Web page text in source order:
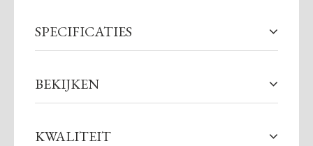
SPECIFICATIES
BEKIJKEN
KWALITEIT